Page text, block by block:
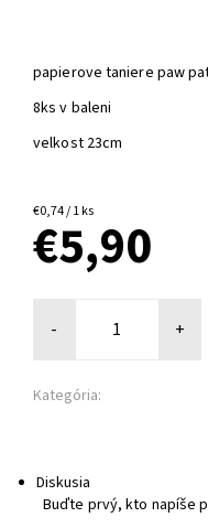
papierove taniere paw
8ks v baleni
velkost 23cm
€0,74 / 1 ks
€5,90
- +
Kategória:
Diskusia
Buďte prvý, kto napíše